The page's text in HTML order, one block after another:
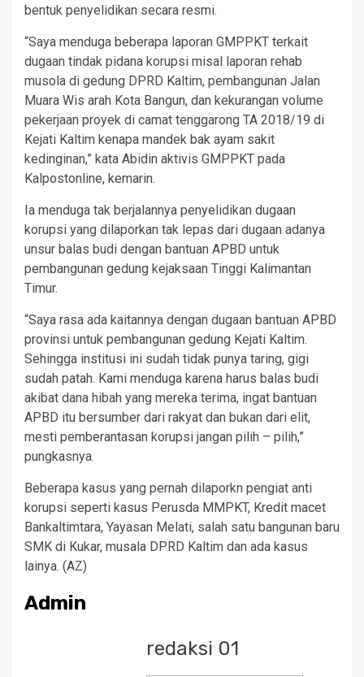
bentuk penyelidikan secara resmi.
“Saya menduga beberapa laporan GMPPKT terkait
dugaan tindak pidana korupsi misal laporan rehab
musola di gedung DPRD Kaltim, pembangunan Jalan
Muara Wis arah Kota Bangun, dan kekurangan volume
pekerjaan proyek di camat tenggarong TA 2018/19 di
Kejati Kaltim kenapa mandek bak ayam sakit
kedinginan,” kata Abidin aktivis GMPPKT pada
Kalpostonline, kemarin.
Ia menduga tak berjalannya penyelidikan dugaan
korupsi yang dilaporkan tak lepas dari dugaan adanya
unsur balas budi dengan bantuan APBD untuk
pembangunan gedung kejaksaan Tinggi Kalimantan
Timur.
“Saya rasa ada kaitannya dengan dugaan bantuan APBD
provinsi untuk pembangunan gedung Kejati Kaltim.
Sehingga institusi ini sudah tidak punya taring, gigi
sudah patah. Kami menduga karena harus balas budi
akibat dana hibah yang mereka terima, ingat bantuan
APBD itu bersumber dari rakyat dan bukan dari elit,
mesti pemberantasan korupsi jangan pilih – pilih,”
pungkasnya.
Beberapa kasus yang pernah dilaporkn pengiat anti
korupsi seperti kasus Perusda MMPKT, Kredit macet
Bankaltimtara, Yayasan Melati, salah satu bangunan baru
SMK di Kukar, musala DPRD Kaltim dan ada kasus
lainya. (AZ)
Admin
redaksi 01